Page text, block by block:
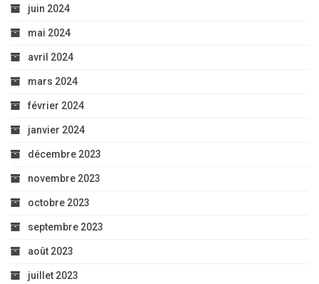
juin 2024
mai 2024
avril 2024
mars 2024
février 2024
janvier 2024
décembre 2023
novembre 2023
octobre 2023
septembre 2023
août 2023
juillet 2023